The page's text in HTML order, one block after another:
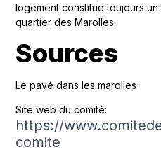
logement constitue toujours
quartier des Marolles.
Sources
Le pavé dans les marolles
Site web du comité:
https://
comite